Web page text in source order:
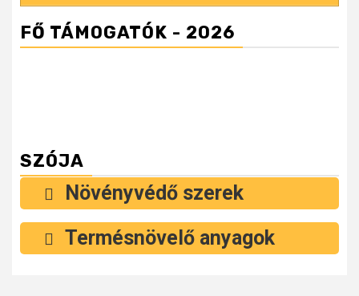
FŐ TÁMOGATÓK - 2026
SZÓJA
Növényvédő szerek
Termésnövelő anyagok